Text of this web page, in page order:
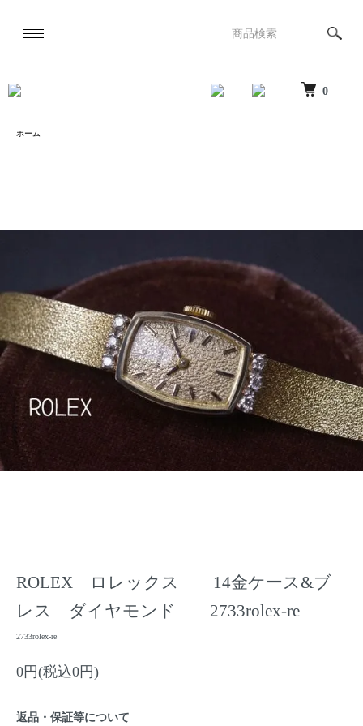
0
ホーム
ROLEX ロレックス 14金ケース&ブ
レス ダイヤモンド 2733rolex-re
2733rolex-re
0円(税込0円)
返品・保証等について